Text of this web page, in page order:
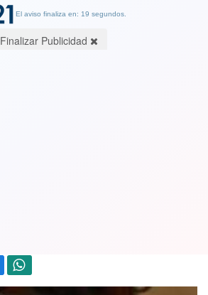
El aviso finaliza en: 19 segundos.
Finalizar Publicidad